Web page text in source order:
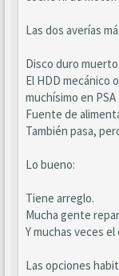
Las dos averías
Disco duro
El HDD mecánico
muchísimo en
Fuente de
También pasa,
Lo bueno:
Tiene arreglo.
Mucha gente
Y muchas veces
Las opciones